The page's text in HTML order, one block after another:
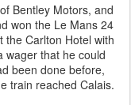
Bentley Motors, and
won the Le Mans 24
the Carlton Hotel with
wager that he could
been done before,
train reached Calais.